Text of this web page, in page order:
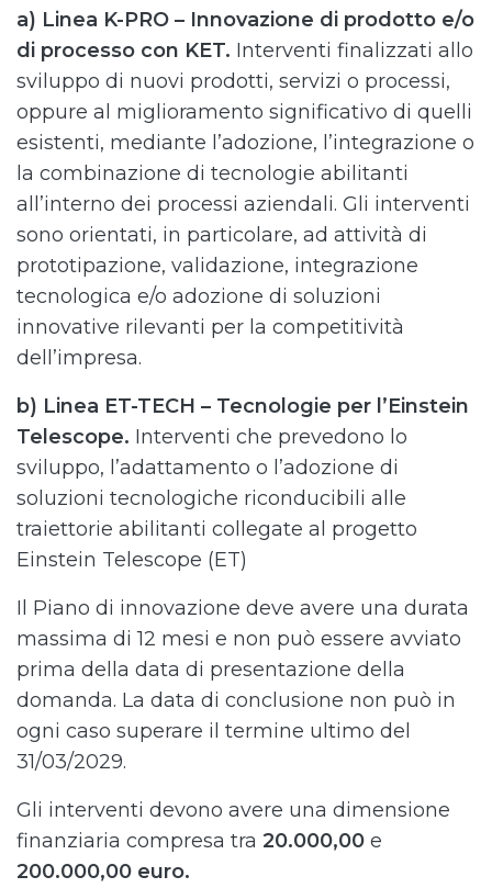
a) Linea K-PRO – Innovazione di prodotto e/o
di processo con KET. Interventi finalizzati allo
sviluppo di nuovi prodotti, servizi o processi,
oppure al miglioramento significativo di quelli
esistenti, mediante l’adozione, l’integrazione o
la combinazione di tecnologie abilitanti
all’interno dei processi aziendali. Gli interventi
sono orientati, in particolare, ad attività di
prototipazione, validazione, integrazione
tecnologica e/o adozione di soluzioni
innovative rilevanti per la competitività
dell’impresa.
b) Linea ET-TECH – Tecnologie per l’Einstein
Telescope. Interventi che prevedono lo
sviluppo, l’adattamento o l’adozione di
soluzioni tecnologiche riconducibili alle
traiettorie abilitanti collegate al progetto
Einstein Telescope (ET)
Il Piano di innovazione deve avere una durata
massima di 12 mesi e non può essere avviato
prima della data di presentazione della
domanda. La data di conclusione non può in
ogni caso superare il termine ultimo del
31/03/2029.
Gli interventi devono avere una dimensione
finanziaria compresa tra 20.000,00 e
200.000,00 euro.